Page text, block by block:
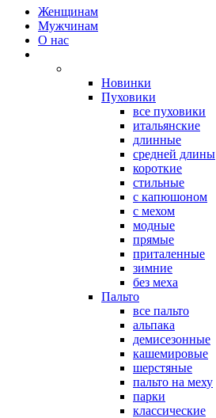
Женщинам
Мужчинам
О нас
Новинки
Пуховики
все пуховики
итальянские
длинные
средней длины
короткие
стильные
с капюшоном
с мехом
модные
прямые
приталенные
зимние
без меха
Пальто
все пальто
альпака
демисезонные
кашемировые
шерстяные
пальто на меху
парки
классические